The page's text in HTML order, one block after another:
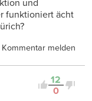
und
funktioniert ächt
Kommentar melden
12
0